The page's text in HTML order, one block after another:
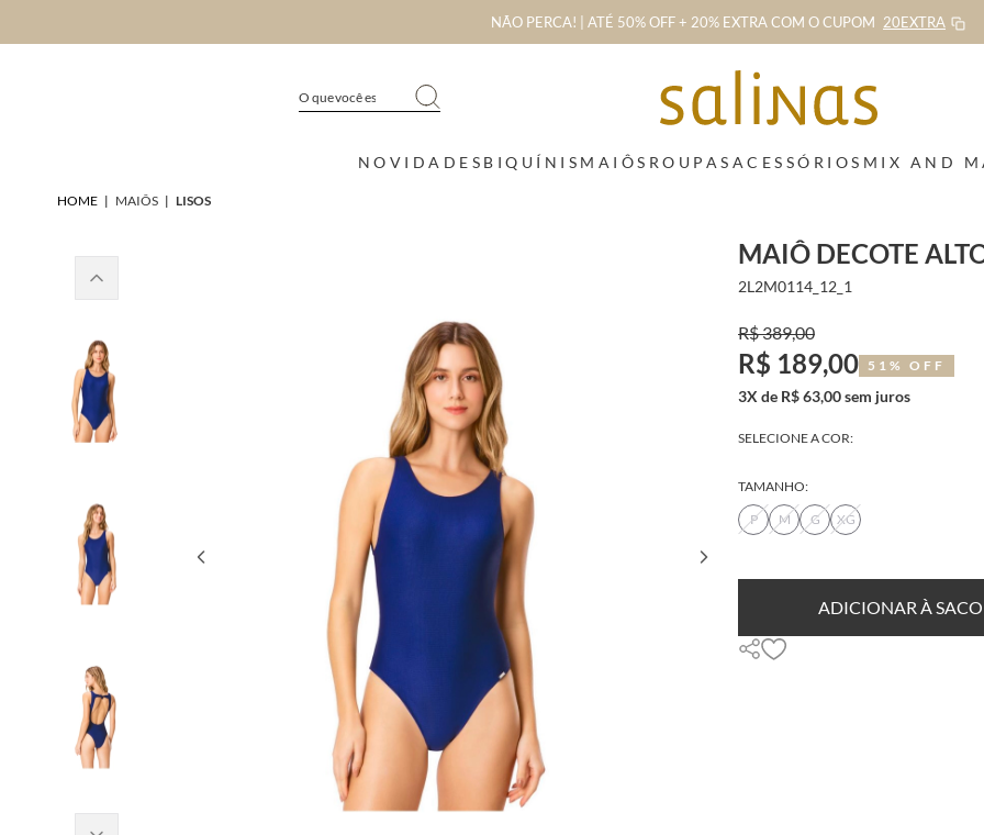
NÃO PERCA! | ATÉ 50% OFF + 20% EXTRA COM O CUPOM 20EXTRA
NOVIDADES BIQUÍNIS MAIÔS ROUPAS ACESSÓRIOS MIX AND
HOME | MAIÔS | LISOS
MAIÔ DECOTE
2L2M0114_12_1
R$ 389,00
R$ 189,00 51% OFF
3X de R$ 63,00 sem juros
SELECIONE A COR:
TAMANHO:
P
M G XG
ADICIONAR À